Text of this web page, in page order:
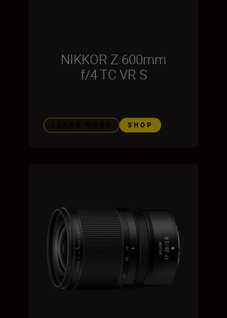
NIKKOR Z 600mm
f/4 TC VR S
SHOP